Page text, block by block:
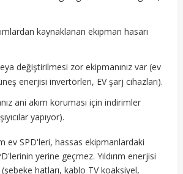
kaynaklanan ekipman hasarı
değiştirilmesi zor ekipmanınız var (ev
enerjisi invertörleri, EV şarj cihazları).
ani akım koruması için indirimler
yapıyor).
ev SPD'leri, hassas ekipmanlardaki
yerine geçmez. Yıldırım enerjisi
hatları, kablo TV koaksiyel,